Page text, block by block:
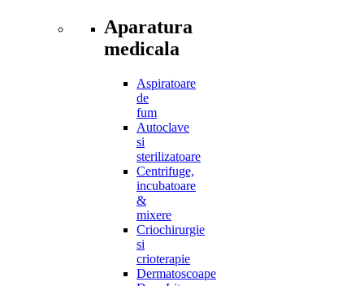
Aparatura
medicala
Aspiratoare
de
fum
Autoclave
si
sterilizatoare
Centrifuge,
incubatoare
&
mixere
Criochirurgie
si
crioterapie
Dermatoscoape